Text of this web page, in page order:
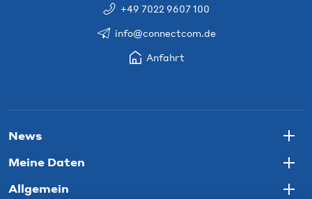
+49 7022 9607 100
info@connectcom.de
Anfahrt
News
Meine Daten
Allgemein